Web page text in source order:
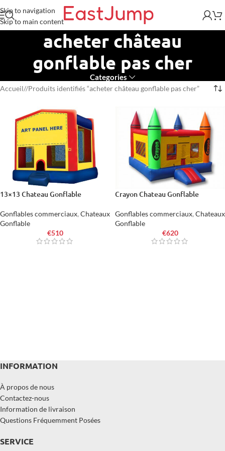
Skip to navigation
Skip to main content
acheter château
gonflable pas cher
Categories
Accueil/ Produits identifiés “acheter château gonflable pas cher”
13×13 Chateau Gonflable
Gonflables commerciaux, Chateaux
Gonflable
€510
Crayon Chateau Gonflable
Gonflables commerciaux, Chateaux
Gonflable
€620
INFORMATION
À propos de nous
Contactez-nous
Information de livraison
Questions Fréquemment Posées
SERVICE